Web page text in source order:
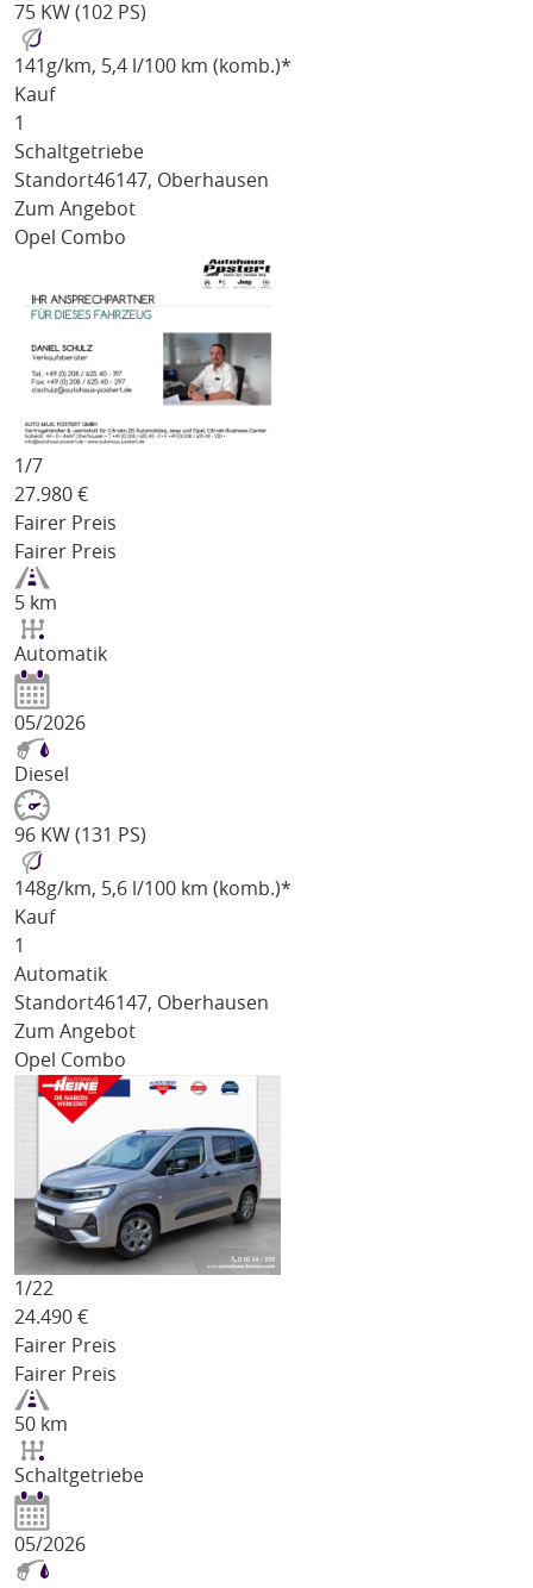
75 KW (102 PS)
141 g/km, 5,4 l/100 km (komb.)*
Kauf
1
Schaltgetriebe
Standort46147, Oberhausen
Zum Angebot
Opel Combo
1/7
27.980 €
Fairer Preis
Fairer Preis
5 km
Automatik
05/2026
Diesel
96 KW (131 PS)
148g/km, 5,6 l/100 km (komb.)*
Kauf
1
Automatik
Standort46147, Oberhausen
Zum Angebot
Opel Combo
1/22
24.490 €
Fairer Preis
Fairer Preis
50 km
Schaltgetriebe
05/2026